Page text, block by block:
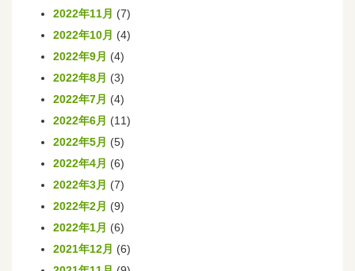
2022年11月 (7)
2022年10月 (4)
2022年9月 (4)
2022年8月 (3)
2022年7月 (4)
2022年6月 (11)
2022年5月 (5)
2022年4月 (6)
2022年3月 (7)
2022年2月 (9)
2022年1月 (6)
2021年12月 (6)